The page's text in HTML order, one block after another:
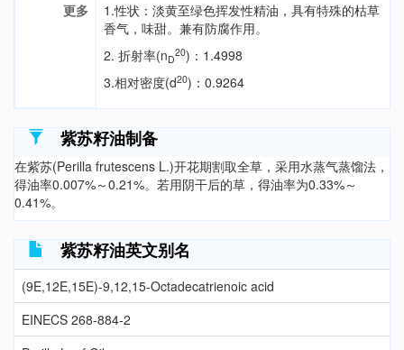
更多
1.性状：淡黄至绿色挥发性精油，具有特殊的枯草
香气，味甜。兼有防腐作用。
2. 折射率(nD
20)：1.4998
3.相对密度(d20)：0.9264
紫苏籽油制备
在紫苏(Perilla frutescens L.)开花期割取全草，采用水蒸气蒸馏法，
得油率0.007%～0.21%。若用阴干后的草，得油率为0.33%～
0.41%。
紫苏籽油英文别名
(9E,12E,15E)-9,12,15-Octadecatrienoic acid
EINECS 268-884-2